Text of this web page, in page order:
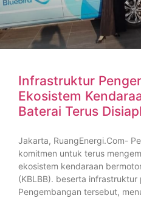
Infrastruktur
Ekosistem
Baterai Terus
Jakarta, RuangEnergi.Com-
komitmen untuk terus
ekosistem kendaraan
(KBLBB). beserta
Pengembangan tersebut,